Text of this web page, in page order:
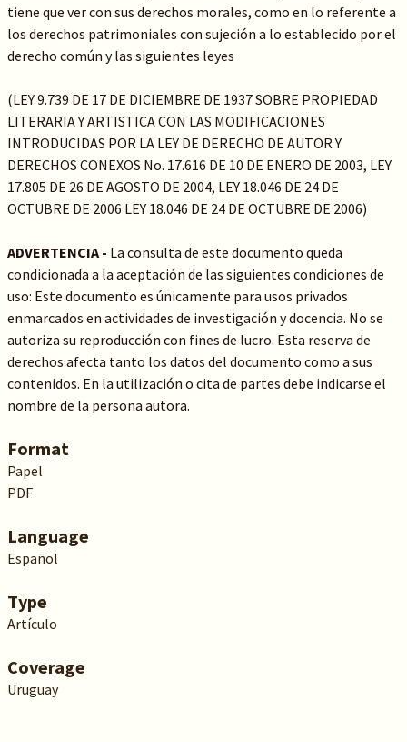
tiene que ver con sus derechos morales, como en lo referente a
los derechos patrimoniales con sujeción a lo establecido por el
derecho común y las siguientes leyes
(LEY 9.739 DE 17 DE DICIEMBRE DE 1937 SOBRE PROPIEDAD
LITERARIA Y ARTISTICA CON LAS MODIFICACIONES
INTRODUCIDAS POR LA LEY DE DERECHO DE AUTOR Y
DERECHOS CONEXOS No. 17.616 DE 10 DE ENERO DE 2003, LEY
17.805 DE 26 DE AGOSTO DE 2004, LEY 18.046 DE 24 DE
OCTUBRE DE 2006 LEY 18.046 DE 24 DE OCTUBRE DE 2006)
ADVERTENCIA - La consulta de este documento queda
condicionada a la aceptación de las siguientes condiciones de
uso: Este documento es únicamente para usos privados
enmarcados en actividades de investigación y docencia. No se
autoriza su reproducción con fines de lucro. Esta reserva de
derechos afecta tanto los datos del documento como a sus
contenidos. En la utilización o cita de partes debe indicarse el
nombre de la persona autora.
Format
Papel
PDF
Language
Español
Type
Artículo
Coverage
Uruguay